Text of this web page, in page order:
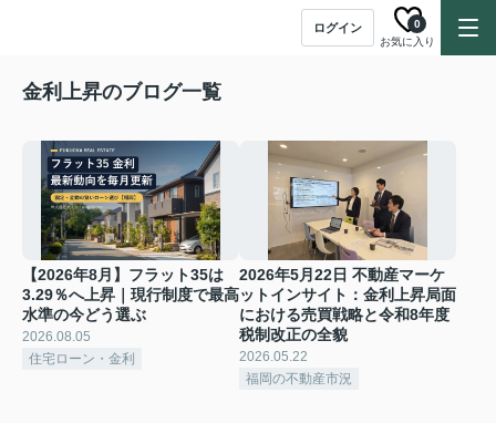
ログイン
お気に入り
0
金利上昇のブログ一覧
【2026年8月】フラット35は
3.29％へ上昇｜現行制度で最高
水準の今どう選ぶ
2026.08.05
住宅ローン・金利
2026年5月22日 不動産マーケ
ットインサイト：金利上昇局面
における売買戦略と令和8年度
税制改正の全貌
2026.05.22
福岡の不動産市況